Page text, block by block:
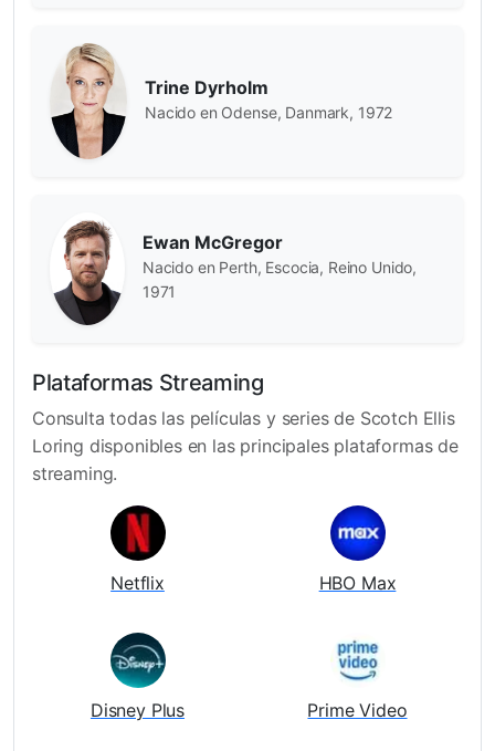
Trine Dyrholm
Nacido en Odense, Danmark, 1972
Ewan McGregor
Nacido en Perth, Escocia, Reino Unido,
1971
Plataformas Streaming
Consulta todas las películas y series de Scotch Ellis
Loring disponibles en las principales plataformas de
streaming.
Netflix HBO Max
Disney Plus Prime Video